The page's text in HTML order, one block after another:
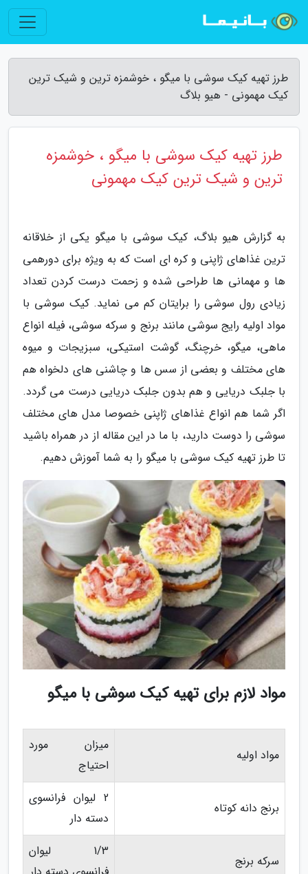
طرز تهیه کیک سوشی با میگو ، خوشمزه ترین و شیک ترین
کیک مهمونی - هیو بلاگ
طرز تهیه کیک سوشی با میگو ، خوشمزه
ترین و شیک ترین کیک مهمونی
به گزارش هیو بلاگ، کیک سوشی با میگو یکی از خلاقانه
ترین غذاهای ژاپنی و کره ای است که به ویژه برای دورهمی
ها و مهمانی ها طراحی شده و زحمت درست کردن تعداد
زیادی رول سوشی را برایتان کم می نماید. کیک سوشی با
مواد اولیه رایج سوشی مانند برنج و سرکه سوشی، فیله انواع
ماهی، میگو، خرچنگ، گوشت استیکی، سبزیجات و میوه
های مختلف و بعضی از سس ها و چاشنی های دلخواه هم
با جلبک دریایی و هم بدون جلبک دریایی درست می گردد.
اگر شما هم انواع غذاهای ژاپنی خصوصا مدل های مختلف
سوشی را دوست دارید، با ما در این مقاله از در همراه باشید
تا طرز تهیه کیک سوشی با میگو را به شما آموزش دهیم.
مواد لازم برای تهیه کیک سوشی با میگو
مواد اولیه
میزان مورد
احتیاج
برنج دانه کوتاه
2 لیوان فرانسوی
دسته دار
سرکه برنج
1/3 لیوان